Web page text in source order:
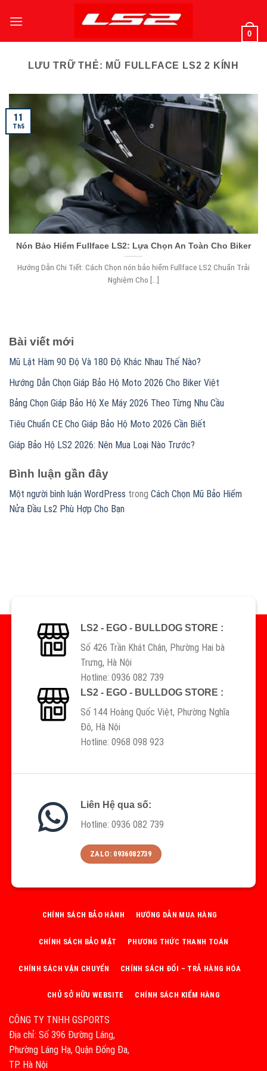
qua
0
LƯU TRỮ THẺ: MŨ FULLFACE LS2 2 KÍNH
Nón Bảo Hiểm Fullface LS2: Lựa Chọn An Toàn Cho Biker
Hướng Dẫn Chi Tiết: Cách Chọn nón bảo hiểm Fullface LS2 Chuẩn Trải
Nghiệm Cho [...]
11
Th5
Bài viết mới
Mũ Lật Hàm 90 Độ Và 180 Độ Khác Nhau Thế Nào?
Hướng Dẫn Chọn Giáp Bảo Hộ Moto 2026 Cho Biker Việt
Bảng Chọn Giáp Bảo Hộ Xe Máy 2026 Theo Từng Nhu Cầu
Tiêu Chuẩn CE Cho Giáp Bảo Hộ Moto 2026 Cần Biết
Giáp Bảo Hộ LS2 2026: Nên Mua Loại Nào Trước?
Bình luận gần đây
Một người bình luận WordPress trong Cách Chọn Mũ Bảo Hiểm
Nửa Đầu Ls2 Phù Hợp Cho Bạn
LS2 - EGO - BULLDOG STORE :
Số 426 Trần Khát Chân, Phường Hai bà
Trưng, Hà Nội
Hotline: 0936 082 739
LS2 - EGO - BULLDOG STORE :
Số 144 Hoàng Quốc Việt, Phường Nghĩa
Đô, Hà Nội
Hotline: 0968 098 923
Liên Hệ qua số:
Hotline: 0936 082 739
ZALO: 0936082739
CÔNG TY TNHH GSPORTS
Địa chỉ: Số 396 Đường Láng,
Phường Láng Hạ, Quận Đống Đa,
TP. Hà Nội
CHÍNH SÁCH BẢO HÀNH HƯỚNG DẪN MUA HÀNG
CHÍNH SÁCH BẢO MẬT PHƯƠNG THỨC THANH TOÁN
CHÍNH SÁCH VẬN CHUYỂN CHÍNH SÁCH ĐỔI – TRẢ HÀNG HÓA
CHỦ SỞ HỮU WEBSITE CHÍNH SÁCH KIỂM HÀNG